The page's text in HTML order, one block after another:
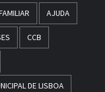
AJUDA
CCB
DE LISBOA